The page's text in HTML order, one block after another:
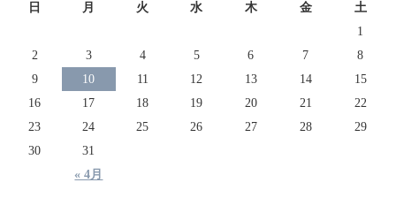
日 月 火 水 木 金 土
« 4月
1
2
3 4 5 6 7
8
9
10 11 12 13 14
15
16
17 18 19 20 21
22
23
24 25 26 27 28
29
30
31